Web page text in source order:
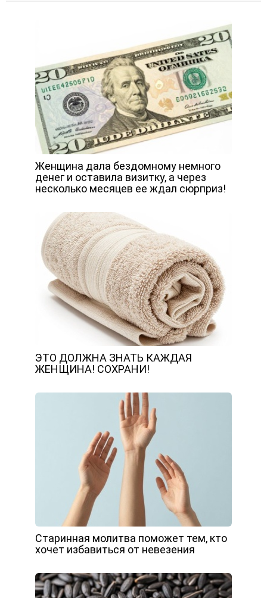
Женщина дала бездомному немного
денег и оставила визитку, а через
несколько месяцев ее ждал сюрприз!
ЭТО ДОЛЖНА ЗНАТЬ КАЖДАЯ
ЖЕНЩИНА! СОХРАНИ!
Старинная молитва поможет тем, кто
хочет избавиться от невезения